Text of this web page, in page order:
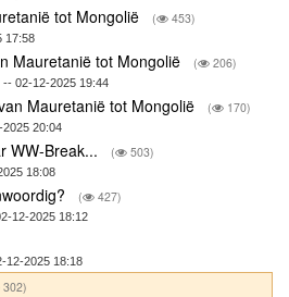
tot Mongolië ( 453)
17:58
Mauretanië tot Mongolië ( 206)
-- 02-12-2025 19:44
Mauretanië tot Mongolië ( 170)
20:04
WW-Break... ( 503)
18:08
( 427)
12-2025 18:12
12-2025 18:18
302)